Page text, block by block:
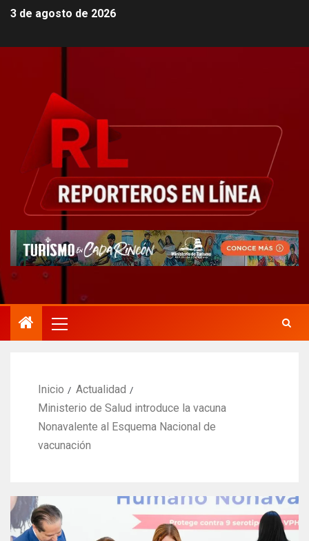
3 de agosto de 2026
Inicio
Actualidad
Ministerio de Salud introduce la vacuna
Nonavalente al Esquema Nacional de
vacunación